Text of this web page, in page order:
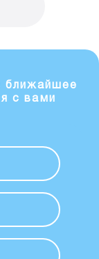
ближайшее
с вами